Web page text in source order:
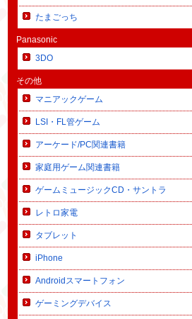
たまごっち
Panasonic
3DO
その他
マニアックゲーム
LSI・FL管ゲーム
アーケード/PC関連書籍
家庭用ゲーム関連書籍
ゲームミュージックCD・サントラ
レトロ家電
タブレット
iPhone
Androidスマートフォン
ゲーミングデバイス